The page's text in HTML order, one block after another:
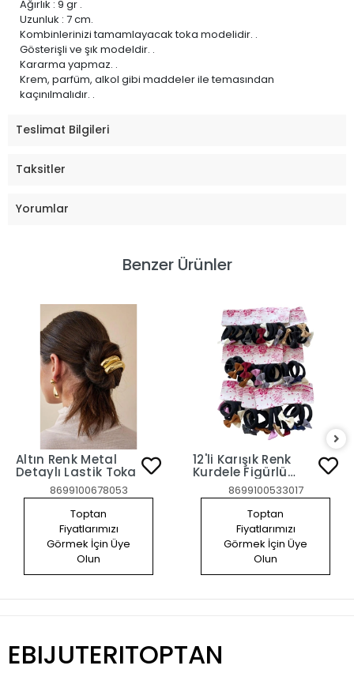
Ağırlık : 9 gr .
Uzunluk : 7 cm.
Kombinlerinizi tamamlayacak toka modelidir. .
Gösterişli ve şık modeldir. .
Kararma yapmaz. .
Krem, parfüm, alkol gibi maddeler ile temasından
kaçınılmalıdır. .
Teslimat Bilgileri
Taksitler
Yorumlar
Benzer Ürünler
Altın Renk Metal
Detaylı Lastik Toka
8699100678053
Toptan
Fiyatlarımızı
Görmek İçin Üye
Olun
12'li Karışık Renk
Kurdele Figürlü
Lastik Toka Set
8699100533017
Toptan
Fiyatlarımızı
Görmek İçin Üye
Olun
EBIJUTERITOPTAN